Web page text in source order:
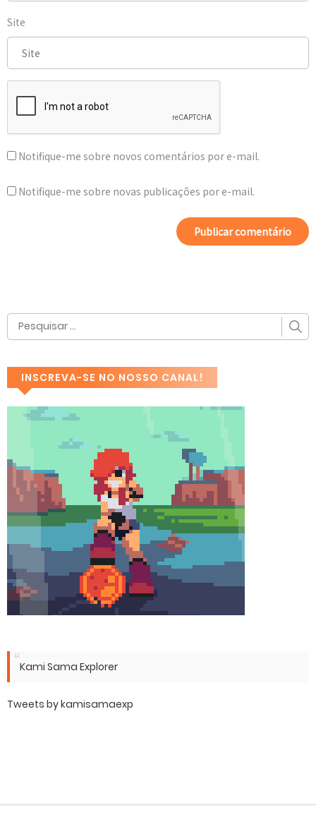
Site
Notifique-me sobre novos comentários por e-mail.
Notifique-me sobre novas publicações por e-mail.
INSCREVA-SE NO NOSSO CANAL!
Kami Sama Explorer
Tweets by kamisamaexp